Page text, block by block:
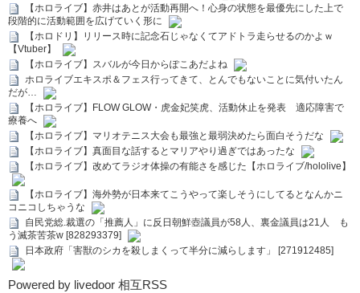
【ホロライブ】赤井はあとが活動再開へ！心身の状態を最優先にした上で
段階的に活動範囲を広げていく形に
【ホロドリ】リリース時に記念石じゃなくてアドトラ走らせるのかよｗ
【Vtuber】
【ホロライブ】スバルが今日からぽこあだよね
ホロライブエキスポ＆フェス行ってきて、とんでもないことに気付いたん
だが…
【ホロライブ】FLOW GLOW・虎金妃笑虎、活動休止を発表 適応障害で
療養へ
【ホロライブ】マリオテニス大会も最強と最弱決めたら面白そうだな
【ホロライブ】真面目な話するとマリアやり過ぎではあったな
【ホロライブ】改めてラジオ体操の有能さを感じた【ホロライブ/hololive】
【ホロライブ】海外勢が日本来てこうやって楽しそうにしてるとなんかニ
コニコしちゃうな
自民党総.裁選の「推薦人」に反日朝鮮壺議員が58人、裏金議員は21人 も
う滅茶苦茶w [828293379]
日本政府「害獣のシカを殺しまくって半分に減らします」 [271912485]
Powered by livedoor 相互RSS